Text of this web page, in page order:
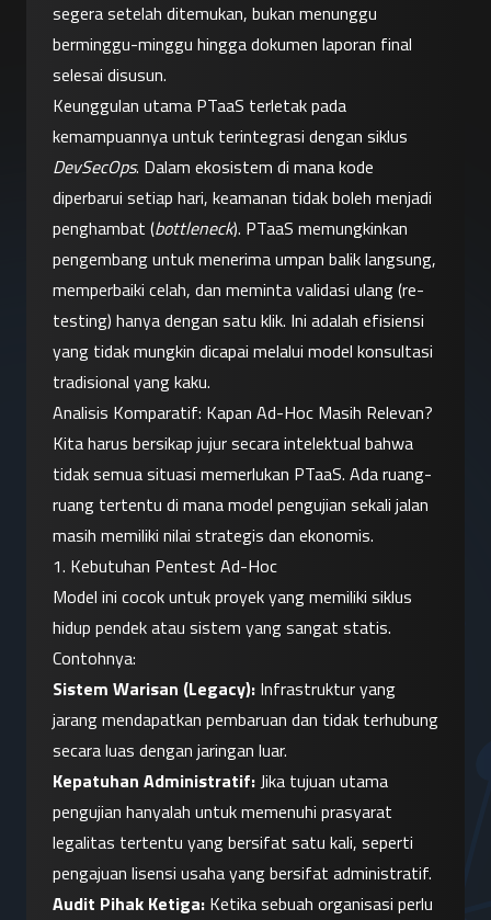
segera setelah ditemukan, bukan menunggu
berminggu-minggu hingga dokumen laporan final
selesai disusun.
Keunggulan utama PTaaS terletak pada
DevSecOps. Dalam ekosistem di mana kode
diperbarui setiap hari, keamanan tidak boleh menjadi
penghambat (bottleneck). PTaaS memungkinkan
pengembang untuk menerima umpan balik langsung,
memperbaiki celah, dan meminta validasi ulang (re-
testing) hanya dengan satu klik. Ini adalah efisiensi
yang tidak mungkin dicapai melalui model konsultasi
tradisional yang kaku.
Analisis Komparatif: Kapan Ad-Hoc Masih Relevan?
Kita harus bersikap jujur secara intelektual bahwa
tidak semua situasi memerlukan PTaaS. Ada ruang-
ruang tertentu di mana model pengujian sekali jalan
masih memiliki nilai strategis dan ekonomis.
1. Kebutuhan Pentest Ad-Hoc
Model ini cocok untuk proyek yang memiliki siklus
hidup pendek atau sistem yang sangat statis.
Contohnya:
Sistem Warisan (Legacy): Infrastruktur yang
jarang mendapatkan pembaruan dan tidak terhubung
secara luas dengan jaringan luar.
Kepatuhan Administratif: Jika tujuan utama
pengujian hanyalah untuk memenuhi prasyarat
legalitas tertentu yang bersifat satu kali, seperti
pengajuan lisensi usaha yang bersifat administratif.
Audit Pihak Ketiga: Ketika sebuah organisasi perlu